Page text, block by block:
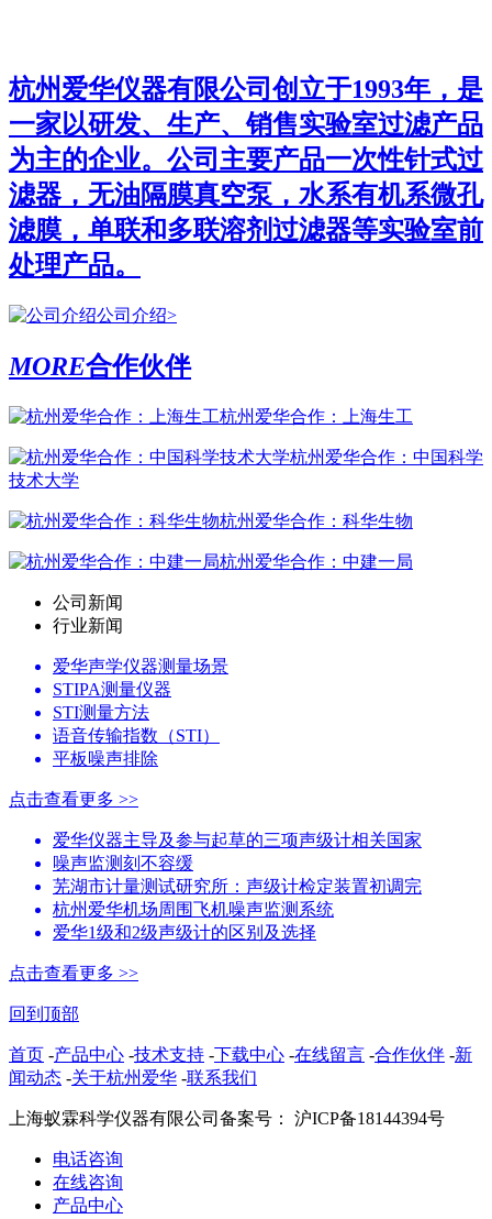
杭州爱华仪器有限公司创立于1993年，是
一家以研发、生产、销售实验室过滤产品
为主的企业。公司主要产品一次性针式过
滤器，无油隔膜真空泵，水系有机系微孔
滤膜，单联和多联溶剂过滤器等实验室前
处理产品。
公司介绍>
MORE合作伙伴
杭州爱华合作：上海生工
杭州爱华合作：中国科学
技术大学
杭州爱华合作：科华生物
杭州爱华合作：中建一局
公司新闻
行业新闻
爱华声学仪器测量场景
STIPA测量仪器
STI测量方法
语音传输指数（STI）
平板噪声排除
点击查看更多 >>
爱华仪器主导及参与起草的三项声级计相关国家
噪声监测刻不容缓
芜湖市计量测试研究所：声级计检定装置初调完
杭州爱华机场周围飞机噪声监测系统
爱华1级和2级声级计的区别及选择
点击查看更多 >>
回到顶部
首页 -产品中心 -技术支持 -下载中心 -在线留言 -合作伙伴 -新
闻动态 -关于杭州爱华 -联系我们
上海蚁霖科学仪器有限公司 备案号： 沪ICP备18144394号
电话咨询
在线咨询
产品中心